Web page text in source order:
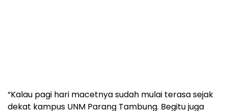
“Kalau pagi hari macetnya sudah mulai terasa sejak
dekat kampus UNM Parang Tambung. Begitu juga